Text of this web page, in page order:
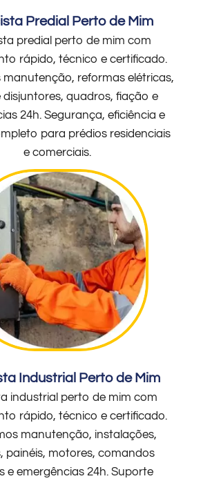
Predial Perto de Mim
predial perto de mim com
rápido, técnico e certificado.
manutenção, reformas elétricas,
quadros, fiação e
24h. Segurança, eficiência e
para prédios residenciais
e comerciais.
Industrial Perto de Mim
industrial perto de mim com
rápido, técnico e certificado.
manutenção, instalações,
painéis, motores, comandos
e emergências 24h. Suporte